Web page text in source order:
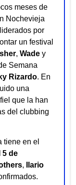
meses de
Nochevieja
por
un festival
, Wade y
Semana
Rizardo. En
una
que la han
del clubbing
tiene en el
5 de
,
Ilario